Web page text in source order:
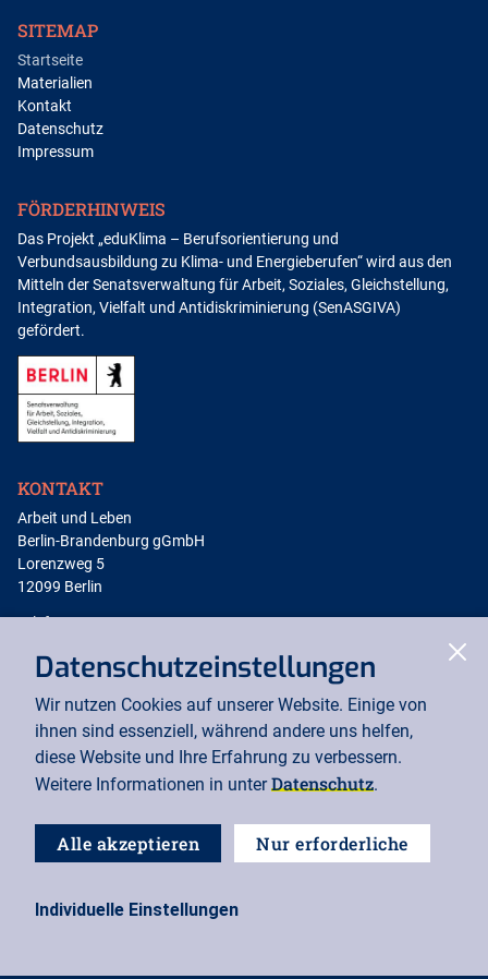
Datenschutzeinstellungen
Wir nutzen Cookies auf unserer Website. Einige von
ihnen sind essenziell, während andere uns helfen,
diese Website und Ihre Erfahrung zu verbessern.
Weitere Informationen in unterDatenschutz.
Alle akzeptieren Nur erforderliche
Individuelle Einstellungen
SITEMAP
Startseite
Materialien
Kontakt
Datenschutz
Impressum
FÖRDERHINWEIS
Das Projekt „eduKlima – Berufsorientierung und
Verbundsausbildung zu Klima- und Energieberufen“ wird aus den
Mitteln der Senatsverwaltung für Arbeit, Soziales, Gleichstellung,
Integration, Vielfalt und Antidiskriminierung (SenASGIVA)
gefördert.
KONTAKT
Arbeit und Leben
Berlin-Brandenburg gGmbH
Lorenzweg 5
12099 Berlin
Telefon: 030 / 5130 192-12
Telefax: 030 / 5130 192-99
office@berlin.arbeitundleben.de
SOCIAL MEDIA
facebook